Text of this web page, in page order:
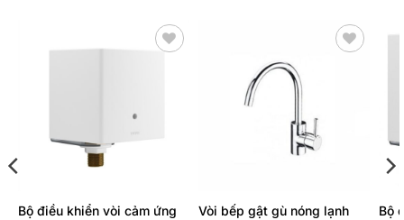
Bộ điều khiển vòi cảm ứng
Vòi bếp gật gù nóng lạnh
Bộ